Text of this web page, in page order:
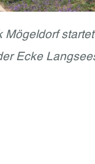
Mögeldorf
Ecke